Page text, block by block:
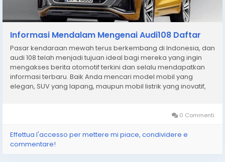
Informasi Mendalam Mengenai Audi108 Daftar
Pasar kendaraan mewah terus berkembang di Indonesia, dan
audi 108 telah menjadi tujuan ideal bagi mereka yang ingin
mengakses berita otomotif terkini dan selalu mendapatkan
informasi terbaru. Baik Anda mencari model mobil yang
elegan, SUV yang lapang, maupun mobil listrik yang inovatif,
0 Commenti
Effettua l'accesso per mettere mi piace, condividere e
commentare!